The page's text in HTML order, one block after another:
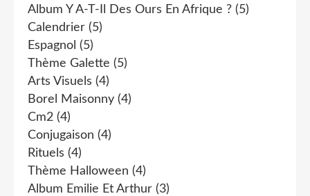
Album Y A-T-Il Des Ours En Afrique ? (5)
Calendrier (5)
Espagnol (5)
Thème Galette (5)
Arts Visuels (4)
Borel Maisonny (4)
Cm2 (4)
Conjugaison (4)
Rituels (4)
Thème Halloween (4)
Album Emilie Et Arthur (3)